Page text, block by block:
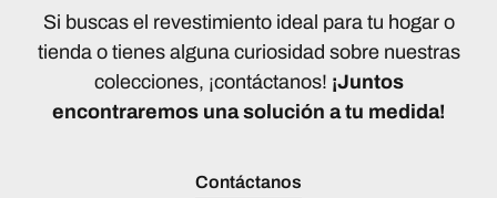
Si buscas el revestimiento ideal para tu hogar o
tienda o tienes alguna curiosidad sobre nuestras
colecciones, ¡contáctanos! ¡Juntos
encontraremos una solución a tu medida!
Contáctanos